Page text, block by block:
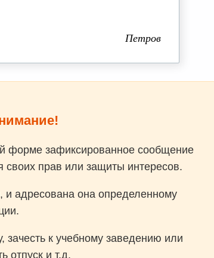
Петров
форме зафиксированное сообщение
своих прав или защиты интересов.
адресована она определенному
зачесть к учебному заведению или
отпуск и т.д.